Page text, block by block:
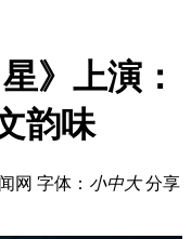
》上演：
韵味
网 字体： 小中大 分享